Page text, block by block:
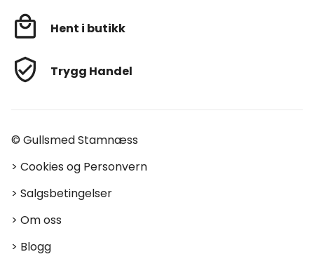
Hent i butikk
Trygg Handel
© Gullsmed Stamnæss
> Cookies og Personvern
> Salgsbetingelser
> Om oss
> Blogg